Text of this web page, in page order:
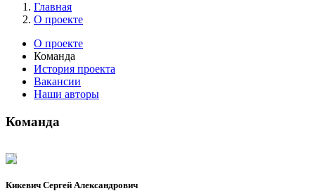
Главная
О проекте
О проекте
Команда
История проекта
Вакансии
Наши авторы
Команда
Кикевич Сергей Александрович